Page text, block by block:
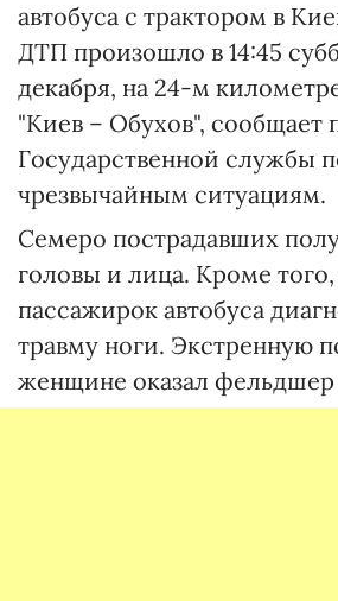
автобуса с трактором в
ДТП произошло в 14:45
декабря, на 24-м
"Киев – Обухов", сообщает
Государственной службы
чрезвычайным ситуациям.
Семеро пострадавших
головы и лица. Кроме
пассажирок автобуса
травму ноги. Экстренную
женщине оказал фельдшер